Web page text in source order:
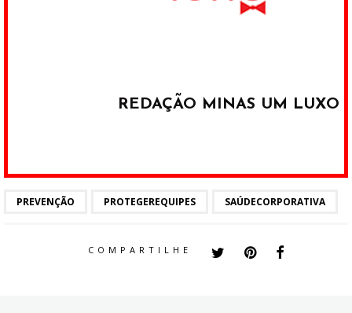
REDAÇÃO MINAS UM LUXO
PREVENÇÃO PROTEGEREQUIPES SAÚDECORPORATIVA
COMPARTILHE